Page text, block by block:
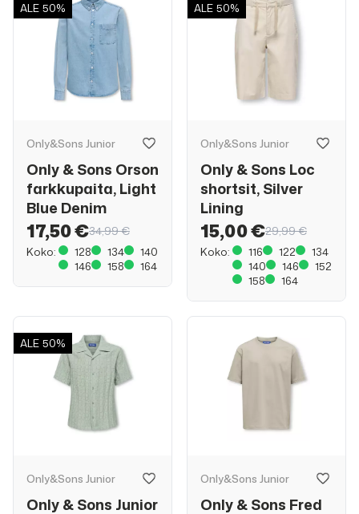
ALE 50%
Only&Sons Junior
Only & Sons Orson
farkkupaita, Light
Blue Denim
17,50 €34,99 €
Koko:
128 134
140
146
158 164
ALE 50%
Only&Sons Junior
Only & Sons Loc
shortsit, Silver
Lining
15,00 €29,99 €
Koko:
116 122
134
140
146
152
158
164
ALE 50%
Only&Sons Junior
Only & Sons Junior
Only&Sons Junior
Only & Sons Fred